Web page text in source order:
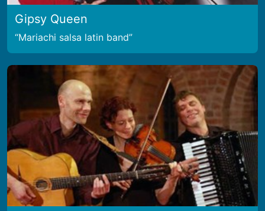
Gipsy Queen
Mariachi salsa latin band